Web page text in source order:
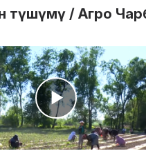
түшүмү / Агро